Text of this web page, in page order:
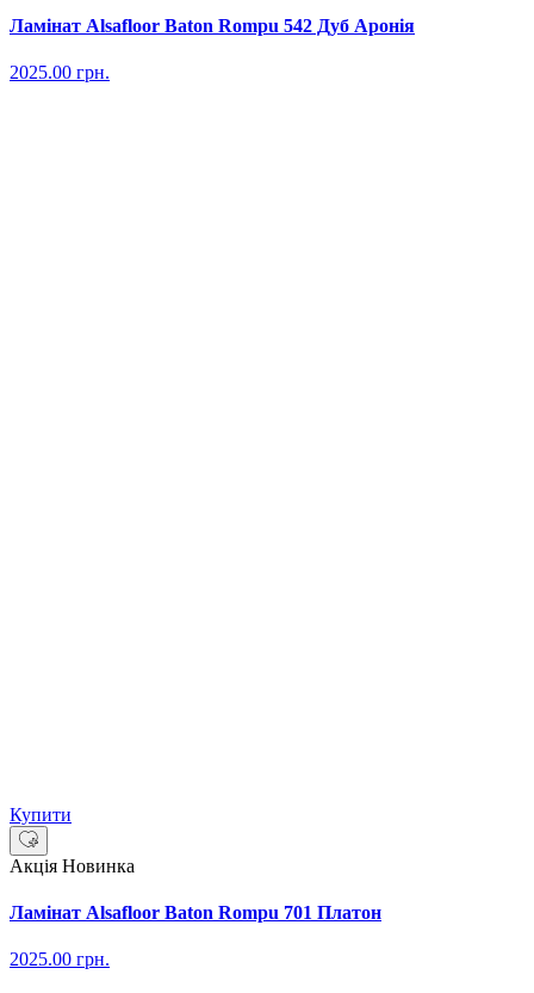
Ламінат Alsafloor Baton Rompu 542 Дуб Аронія
2025.00 грн.
Купити
Акція Новинка
Ламінат Alsafloor Baton Rompu 701 Платон
2025.00 грн.